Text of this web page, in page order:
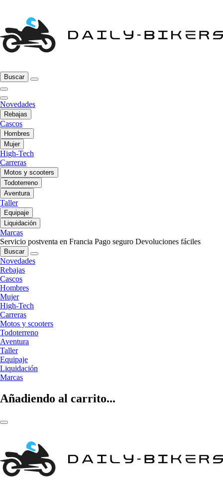
Buscar
Novedades
Rebajas
Cascos
Hombres
Mujer
High-Tech
Carreras
Motos y scooters
Todoterreno
Aventura
Taller
Equipaje
Liquidación
Marcas
Servicio postventa en Francia Pago seguro Devoluciones fáciles
Buscar
Novedades
Rebajas
Cascos
Hombres
Mujer
High-Tech
Carreras
Motos y scooters
Todoterreno
Aventura
Taller
Equipaje
Liquidación
Marcas
Añadiendo al carrito...